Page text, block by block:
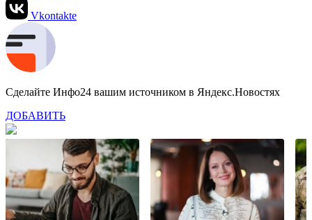
Vkontakte
Сделайте Инфо24 вашим источником в Яндекс.Новостях
ДОБАВИТЬ